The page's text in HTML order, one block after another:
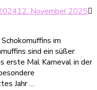
12. November 2025
im
sind ein süßer
erste Mal Karneval in der
Jahr …